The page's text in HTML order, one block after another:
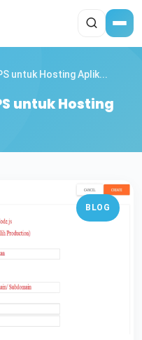
untuk Hosting Aplik...
untuk Hosting
BLOG